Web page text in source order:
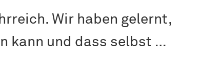
Wir haben gelernt,
kann und dass selbst …